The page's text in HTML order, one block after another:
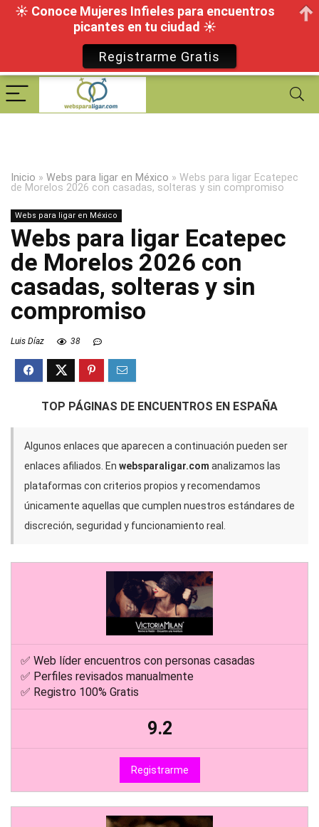
Inicio » Webs para ligar en México » Webs para ligar Ecatepec
de Morelos 2026 con casadas, solteras y sin compromiso
Webs para ligar en México
Webs para ligar Ecatepec
de Morelos 2026 con
casadas, solteras y sin
compromiso
Luis Díaz 38
TOP PÁGINAS DE ENCUENTROS EN ESPAÑA
Algunos enlaces que aparecen a continuación pueden ser
enlaces afiliados. En websparaligar.com analizamos las
plataformas con criterios propios y recomendamos
únicamente aquellas que cumplen nuestros estándares de
discreción, seguridad y funcionamiento real.
✅ Web líder encuentros con personas casadas
✅ Perfiles revisados manualmente
✅ Registro 100% Gratis
9.2
Registrarme
☀ Conoce Mujeres Infieles para encuentros
picantes en tu ciudad ☀
Registrarme Gratis